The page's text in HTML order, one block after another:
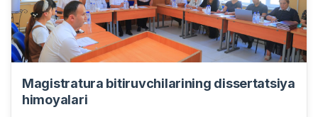
Magistratura bitiruvchilarining dissertatsiya
himoyalari